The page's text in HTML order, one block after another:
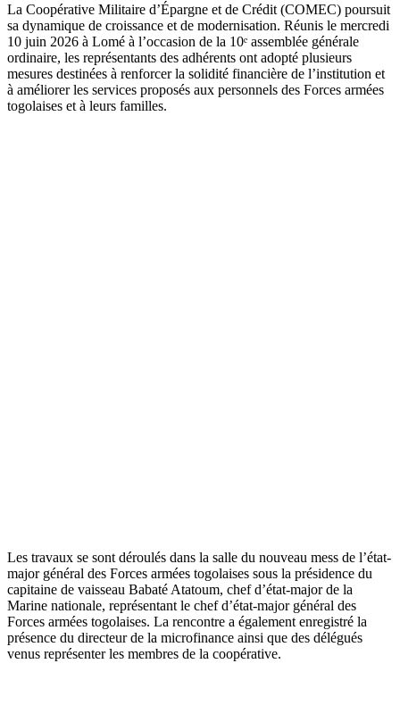
La Coopérative Militaire d’Épargne et de Crédit (COMEC) poursuit
sa dynamique de croissance et de modernisation. Réunis le mercredi
10 juin 2026 à Lomé à l’occasion de la 10ᵉ assemblée générale
ordinaire, les représentants des adhérents ont adopté plusieurs
mesures destinées à renforcer la solidité financière de l’institution et
à améliorer les services proposés aux personnels des Forces armées
togolaises et à leurs familles.
Les travaux se sont déroulés dans la salle du nouveau mess de l’état-
major général des Forces armées togolaises sous la présidence du
capitaine de vaisseau Babaté Atatoum, chef d’état-major de la
Marine nationale, représentant le chef d’état-major général des
Forces armées togolaises. La rencontre a également enregistré la
présence du directeur de la microfinance ainsi que des délégués
venus représenter les membres de la coopérative.